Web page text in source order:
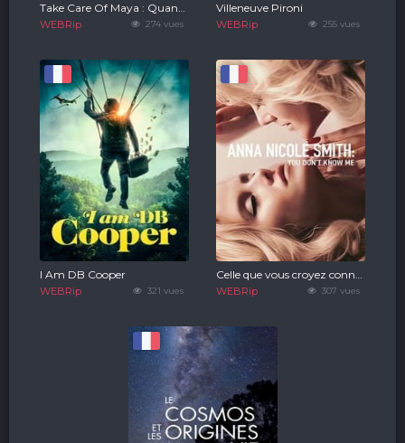
274 vues
Take Care Of Maya : Quand l'hôpital fait mal
WEBRip 255 vues
Villeneuve Pironi
WEBRip
321 vues
I Am DB Cooper
WEBRip 307 vues
Celle que vous croyez connaître : Anna Nicole Smith
WEBRip